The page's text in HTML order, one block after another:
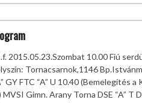
2015.05.23.Szombat 10.00 Fiú
Tornacsarnok,1146
GY FTC “A” U 10.40 (Bemelegítés a
Gimn. Arany Torna DSE “A” T